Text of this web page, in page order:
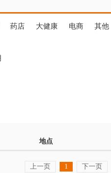
药店 大健康 电商
其他
地点
上一页 1 下一页